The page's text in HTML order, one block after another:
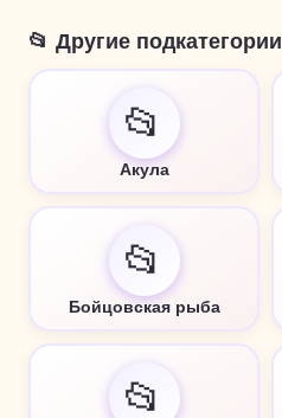
📂 Другие подкатегории
📂
Акула
📂
Бойцовская рыба
📂